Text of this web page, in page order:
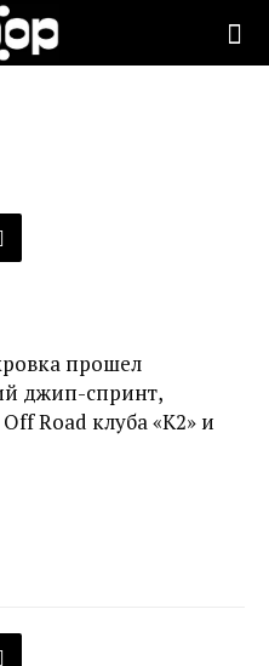
прошел
джип-спринт,
Road клуба «К2» и